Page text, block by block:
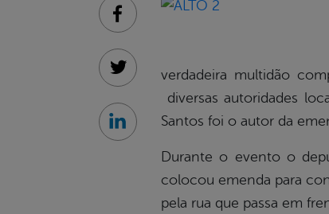
verdadeira multidão
diversas autoridades
Santos foi o autor da
Durante o evento o
colocou emenda para
pela rua que passa em
Facebook
Twitter
Linkedin